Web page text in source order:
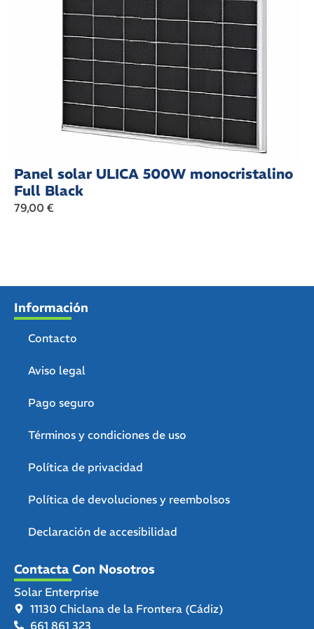
Panel solar ULICA 500W monocristalino
Full Black
79,00 €
Información
Contacto
Aviso legal
Pago seguro
Términos y condiciones de uso
Política de privacidad
Política de devoluciones y reembolsos
Declaración de accesibilidad
Contacta Con Nosotros
Solar Enterprise
11130 Chiclana de la Frontera (Cádiz)
661 861 323